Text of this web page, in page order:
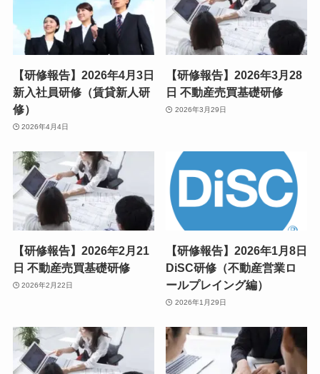
【研修報告】2026年4月3日
新入社員研修（賃貸新人研
修）
2026年4月4日
【研修報告】2026年3月28
日 不動産売買基礎研修
2026年3月29日
【研修報告】2026年2月21
日 不動産売買基礎研修
2026年2月22日
【研修報告】2026年1月8日
DiSC研修（不動産営業ロ
ールプレイング編）
2026年1月29日